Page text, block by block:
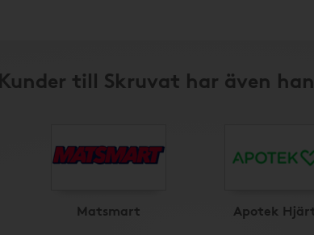
Kunder till Skruvat har även
Matsmart Apotek